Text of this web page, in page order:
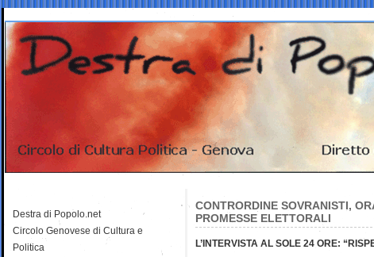
CONTRORDINE SOVRANISTI,
PROMESSE ELETTORALI
L’INTERVISTA AL SOLE 24 ORE:
Destra di Popolo.net
Circolo Genovese di Cultura e
Politica